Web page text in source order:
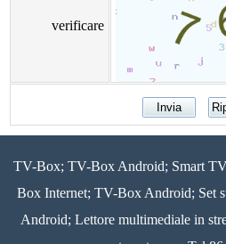
verificare
TV-Box; TV-Box Android; Smart
Box Internet; TV-Box Android; Set
Android; Lettore multimediale in